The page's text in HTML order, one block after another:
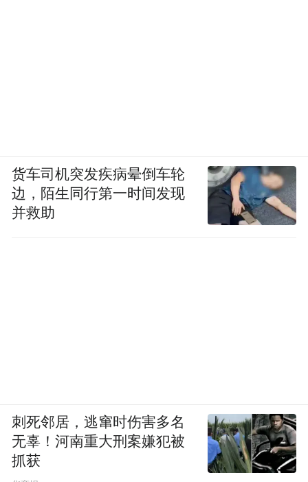
货车司机突发疾病晕倒车轮
边，陌生同行第一时间发现
并救助
刺死邻居，逃窜时伤害多名
无辜！河南重大刑案嫌犯被
抓获